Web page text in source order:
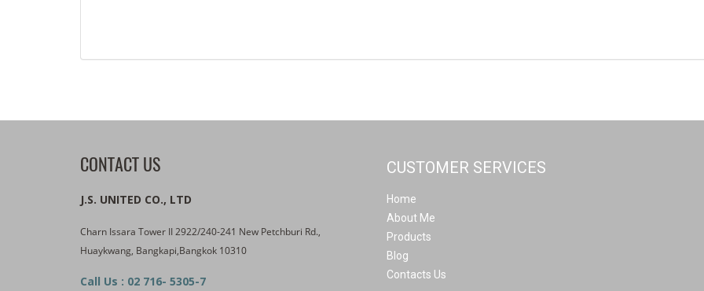
CONTACT US
J.S. UNITED CO., LTD
Charn Issara Tower II 2922/240-241 New Petchburi Rd.,
Huaykwang, Bangkapi,Bangkok 10310
Call Us : 02 716- 5305-7
CUSTOMER SERVICES
Home
About Me
Products
Blog
Contacts Us